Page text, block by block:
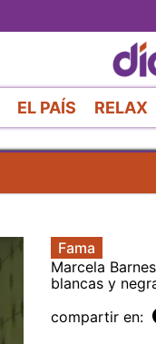
EL PAÍS RELAX
Fama
Marcela
blancas y
compartir en: